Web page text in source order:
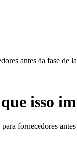
antes da fase de
isso
fornecedores